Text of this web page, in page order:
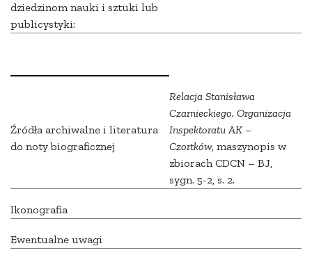
dziedzinom nauki i sztuki lub
publicystyki:
Źródła archiwalne i literatura
do noty biograficznej
Relacja Stanisława
Czarnieckiego. Organizacja
Inspektoratu AK –
Czortków, maszynopis w
zbiorach CDCN – BJ,
sygn. 5-2, s. 2.
Ikonografia
Ewentualne uwagi